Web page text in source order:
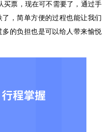
买票，现在可不需要了，通过手
，简单方便的过程也能让我们
的负担也是可以给人带来愉悦